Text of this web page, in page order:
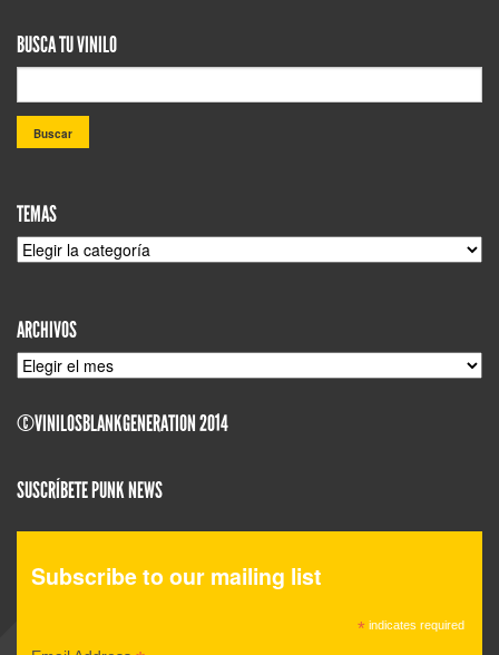
BUSCA TU VINILO
TEMAS
TEMAS
ARCHIVOS
ARCHIVOS
©VINILOSBLANKGENERATION 2014
SUSCRÍBETE PUNK NEWS
Subscribe to our mailing list
* indicates required